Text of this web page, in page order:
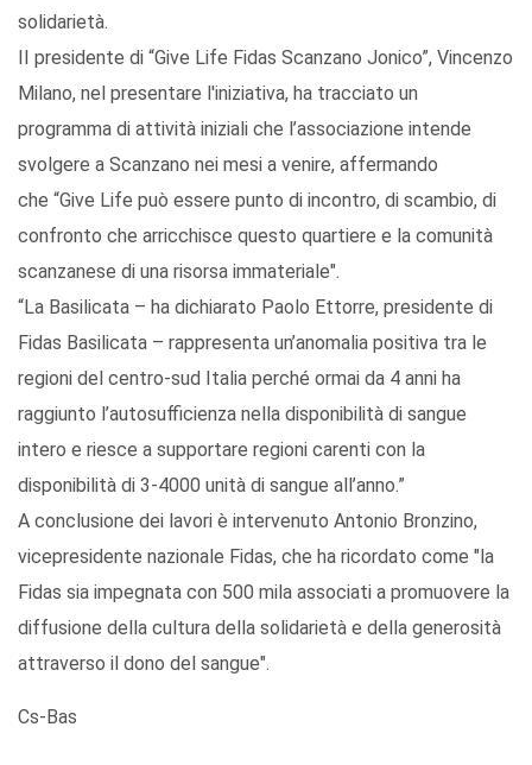
solidarietà.
II presidente di “Give Life Fidas Scanzano Jonico”, Vincenzo
Milano, nel presentare l'iniziativa, ha tracciato un
programma di attività iniziali che l’associazione intende
svolgere a Scanzano nei mesi a venire, affermando
che “Give Life può essere punto di incontro, di scambio, di
confronto che arricchisce questo quartiere e la comunità
scanzanese di una risorsa immateriale".
“La Basilicata – ha dichiarato Paolo Ettorre, presidente di
Fidas Basilicata – rappresenta un’anomalia positiva tra le
regioni del centro-sud Italia perché ormai da 4 anni ha
raggiunto l’autosufficienza nella disponibilità di sangue
intero e riesce a supportare regioni carenti con la
disponibilità di 3-4000 unità di sangue all’anno.”
A conclusione dei lavori è intervenuto Antonio Bronzino,
vicepresidente nazionale Fidas, che ha ricordato come "la
Fidas sia impegnata con 500 mila associati a promuovere la
diffusione della cultura della solidarietà e della generosità
attraverso il dono del sangue".
Cs-Bas